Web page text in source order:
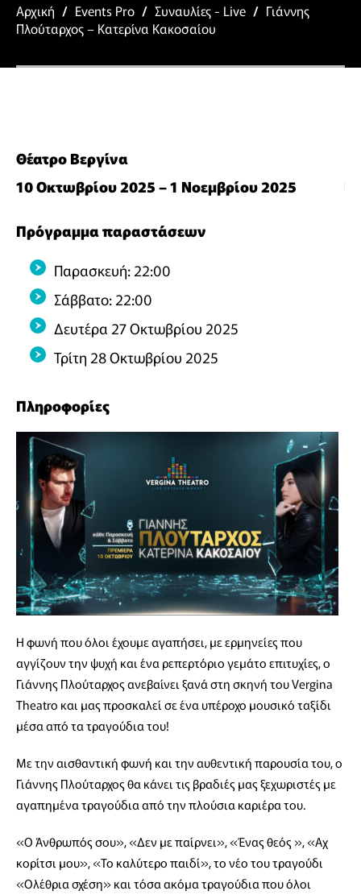
Αρχική / Events Pro / Συναυλίες - Live / Γιάννης
Πλούταρχος – Κατερίνα Κακοσαίου
Θέατρο Βεργίνα
10 Οκτωβρίου 2025 – 1 Νοεμβρίου 2025
Πρόγραμμα παραστάσεων
Παρασκευή: 22:00
Σάββατο: 22:00
Δευτέρα 27 Οκτωβρίου 2025
Τρίτη 28 Οκτωβρίου 2025
Πληροφορίες
Η φωνή που όλοι έχουμε αγαπήσει, με ερμηνείες που
αγγίζουν την ψυχή και ένα ρεπερτόριο γεμάτο επιτυχίες, ο
Γιάννης Πλούταρχος ανεβαίνει ξανά στη σκηνή του Vergina
Theatro και μας προσκαλεί σε ένα υπέροχο μουσικό ταξίδι
μέσα από τα τραγούδια του!
Με την αισθαντική φωνή και την αυθεντική παρουσία του, ο
Γιάννης Πλούταρχος θα κάνει τις βραδιές μας ξεχωριστές με
αγαπημένα τραγούδια από την πλούσια καριέρα του.
«Ο Άνθρωπός σου», «Δεν με παίρνει», «Ένας θεός », «Αχ
κορίτσι μου», «Το καλύτερο παιδί», το νέο του τραγούδι
«Ολέθρια σχέση» και τόσα ακόμα τραγούδια που όλοι